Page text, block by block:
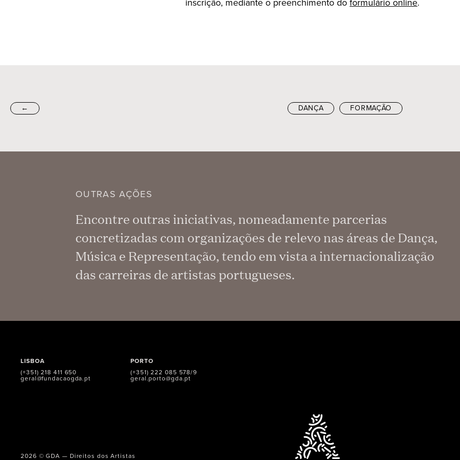
inscrição, mediante o preenchimento doformulário online.
← DANÇA FORMAÇÃO
OUTRAS AÇÕES
Encontre outras iniciativas, nomeadamente parcerias
concretizadas com organizações de relevo nas áreas de Dança,
Música e Representação, tendo em vista a internacionalização
das carreiras de artistas portugueses.
LISBOA
(+351) 218 411 650
geral@fundacaogda.pt
PORTO
(+351) 222 085 578/9
geral.porto@gda.pt
2026 © GDA — Direitos dos Artistas